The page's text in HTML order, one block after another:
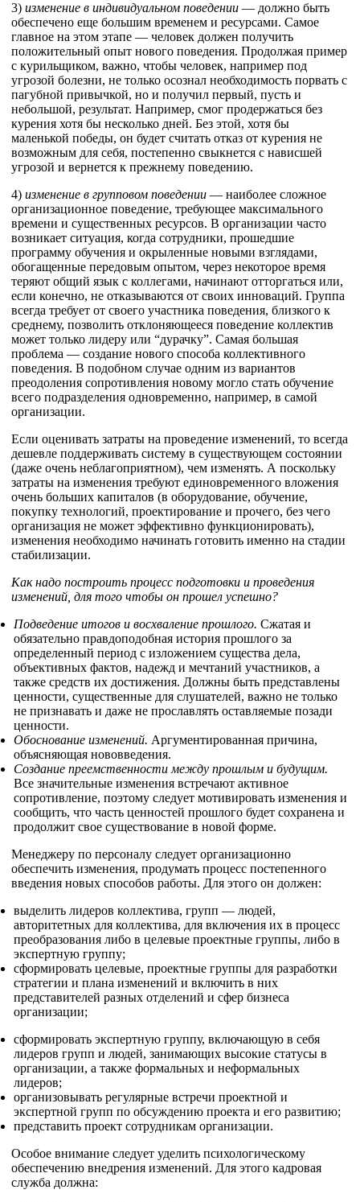
3) изменение в индивидуальном поведении — должно быть
обеспечено еще большим временем и ресурсами. Самое
главное на этом этапе — человек должен получить
положительный опыт нового поведения. Продолжая пример
с курильщиком, важно, чтобы человек, например под
угрозой болезни, не только осознал необходимость порвать с
пагубной привычкой, но и получил первый, пусть и
небольшой, результат. Например, смог продержаться без
курения хотя бы несколько дней. Без этой, хотя бы
маленькой победы, он будет считать отказ от курения не
возможным для себя, постепенно свыкнется с нависшей
угрозой и вернется к прежнему поведению.
4) изменение в групповом поведении — наиболее сложное
организационное поведение, требующее максимального
времени и существенных ресурсов. В организации часто
возникает ситуация, когда сотрудники, прошедшие
программу обучения и окрыленные новыми взглядами,
обогащенные передовым опытом, через некоторое время
теряют общий язык с коллегами, начинают отторгаться или,
если конечно, не отказываются от своих инноваций. Группа
всегда требует от своего участника поведения, близкого к
среднему, позволить отклоняющееся поведение коллектив
может только лидеру или “дурачку”. Самая большая
проблема — создание нового способа коллективного
поведения. В подобном случае одним из вариантов
преодоления сопротивления новому могло стать обучение
всего подразделения одновременно, например, в самой
организации.
Если оценивать затраты на проведение изменений, то всегда
дешевле поддерживать систему в существующем состоянии
(даже очень неблагоприятном), чем изменять. А поскольку
затраты на изменения требуют единовременного вложения
очень больших капиталов (в оборудование, обучение,
покупку технологий, проектирование и прочего, без чего
организация не может эффективно функционировать),
изменения необходимо начинать готовить именно на стадии
стабилизации.
Как надо построить процесс подготовки и проведения
изменений, для того чтобы он прошел успешно?
Подведение итогов и восхваление прошлого. Сжатая и
обязательно правдоподобная история прошлого за
определенный период с изложением существа дела,
объективных фактов, надежд и мечтаний участников, а
также средств их достижения. Должны быть представлены
ценности, существенные для слушателей, важно не только
не признавать и даже не прославлять оставляемые позади
ценности.
Обоснование изменений. Аргументированная причина,
объясняющая нововведения.
Создание преемственности между прошлым и будущим.
Все значительные изменения встречают активное
сопротивление, поэтому следует мотивировать изменения и
сообщить, что часть ценностей прошлого будет сохранена и
продолжит свое существование в новой форме.
Менеджеру по персоналу следует организационно
обеспечить изменения, продумать процесс постепенного
введения новых способов работы. Для этого он должен:
выделить лидеров коллектива, групп — людей,
авторитетных для коллектива, для включения их в процесс
преобразования либо в целевые проектные группы, либо в
экспертную группу;
сформировать целевые, проектные группы для разработки
стратегии и плана изменений и включить в них
представителей разных отделений и сфер бизнеса
организации;
сформировать экспертную группу, включающую в себя
лидеров групп и людей, занимающих высокие статусы в
организации, а также формальных и неформальных
лидеров;
организовывать регулярные встречи проектной и
экспертной групп по обсуждению проекта и его развитию;
представить проект сотрудникам организации.
Особое внимание следует уделить психологическому
обеспечению внедрения изменений. Для этого кадровая
служба должна: